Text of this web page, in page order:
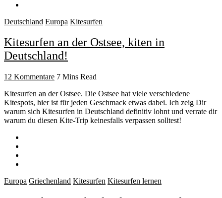
Deutschland Europa Kitesurfen
Kitesurfen an der Ostsee, kiten in
Deutschland!
12 Kommentare 7 Mins Read
Kitesurfen an der Ostsee. Die Ostsee hat viele verschiedene
Kitespots, hier ist für jeden Geschmack etwas dabei. Ich zeig Dir
warum sich Kitesurfen in Deutschland definitiv lohnt und verrate dir
warum du diesen Kite-Trip keinesfalls verpassen solltest!
Europa Griechenland Kitesurfen Kitesurfen lernen